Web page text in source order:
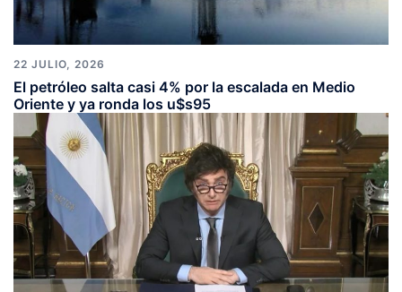
22 JULIO, 2026
El petróleo salta casi 4% por la escalada en Medio
Oriente y ya ronda los u$s95